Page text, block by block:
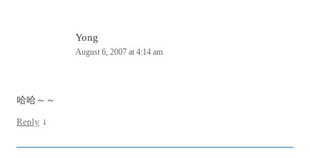
Yong
August 6, 2007 at 4:14 am
哈哈～～
Reply ↓